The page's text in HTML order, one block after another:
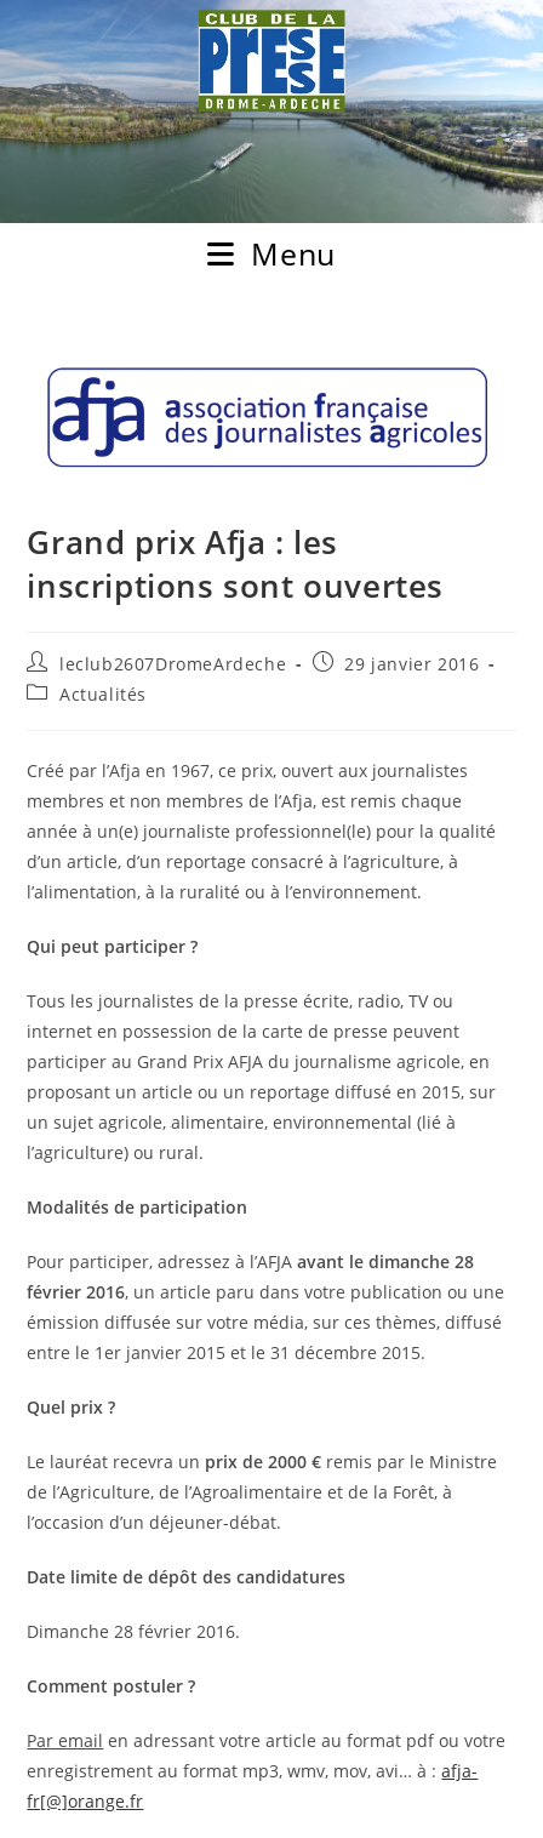
Menu
Grand prix Afja : les
inscriptions sont ouvertes
leclub2607DromeArdeche
29 janvier 2016
Actualités
Créé par l’Afja en 1967, ce prix, ouvert aux journalistes
membres et non membres de l’Afja, est remis chaque
année à un(e) journaliste professionnel(le) pour la qualité
d’un article, d’un reportage consacré à l’agriculture, à
l’alimentation, à la ruralité ou à l’environnement.
Qui peut participer ?
Tous les journalistes de la presse écrite, radio, TV ou
internet en possession de la carte de presse peuvent
participer au Grand Prix AFJA du journalisme agricole, en
proposant un article ou un reportage diffusé en 2015, sur
un sujet agricole, alimentaire, environnemental (lié à
l’agriculture) ou rural.
Modalités de participation
Pour participer, adressez à l’AFJAavant le dimanche 28
février 2016, un article paru dans votre publication ou une
émission diffusée sur votre média, sur ces thèmes, diffusé
entre le 1er janvier 2015 et le 31 décembre 2015.
Quel prix ?
Le lauréat recevra un prix de 2000 € remis par le Ministre
de l’Agriculture, de l’Agroalimentaire et de la Forêt, à
l’occasion d’un déjeuner-débat.
Date limite de dépôt des candidatures
Dimanche 28 février 2016.
Comment postuler ?
Par email en adressant votre article au format pdf ou votre
enregistrement au format mp3, wmv, mov, avi… à :afja-
fr[@]orange.fr